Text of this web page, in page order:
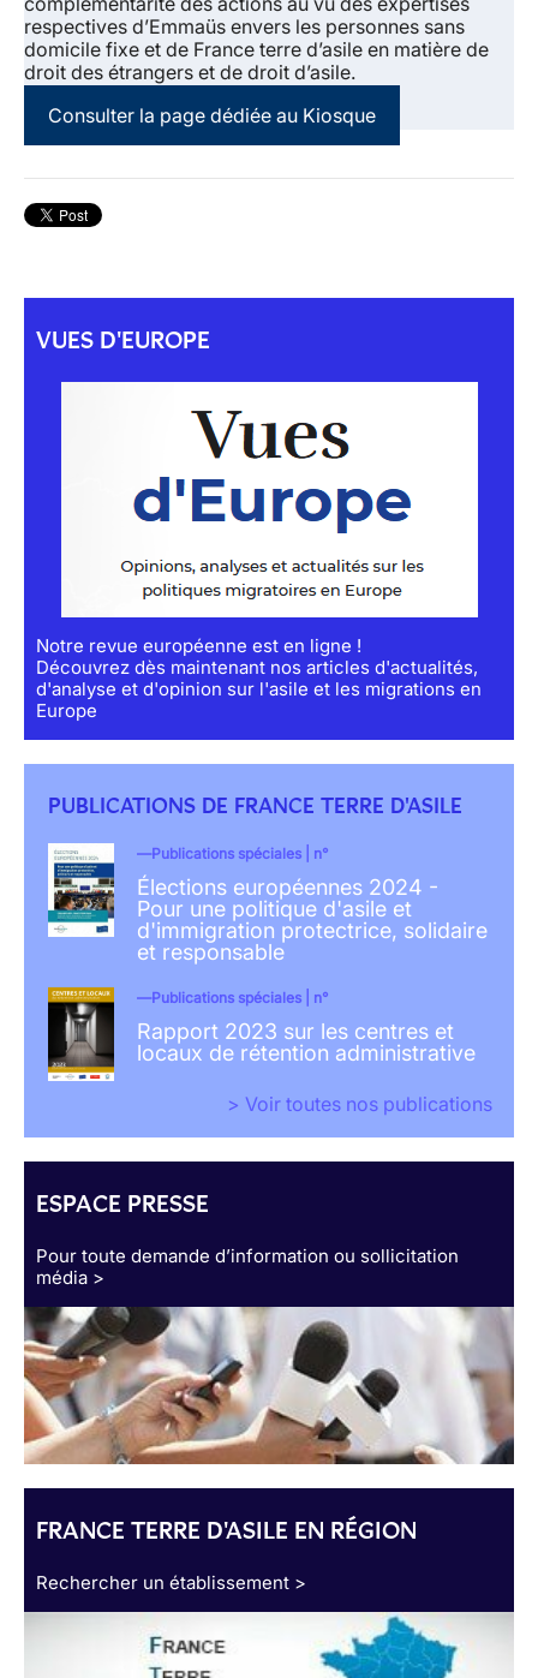
respectives d’Emmaüs envers les personnes sans
domicile fixe et de France terre d’asile en matière de
droit des étrangers et de droit d’asile.
Consulter la page dédiée au Kiosque
VUES D'EUROPE
Notre revue européenne est en ligne !
Découvrez dès maintenant nos articles d'actualités,
d'analyse et d'opinion sur l'asile et les migrations en
Europe
PUBLICATIONS DE FRANCE TERRE D'ASILE
Publications spéciales | n°
Élections européennes 2024 -
Pour une politique d'asile et
d'immigration protectrice, solidaire
et responsable
Publications spéciales | n°
Rapport 2023 sur les centres et
locaux de rétention administrative
> Voir toutes nos publications
ESPACE PRESSE
Pour toute demande d’information ou sollicitation
média >
FRANCE TERRE D'ASILE EN RÉGION
Rechercher un établissement >